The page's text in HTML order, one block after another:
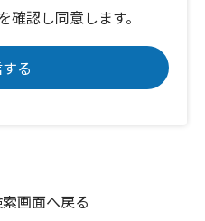
確認し同意します。
画面へ戻る